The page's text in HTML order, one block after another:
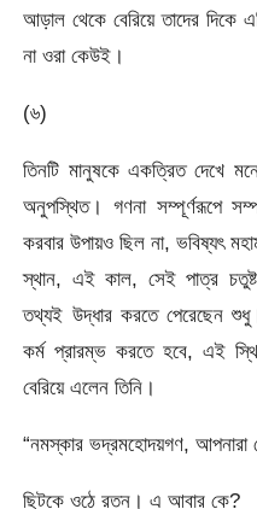
আড়াল থেকে বেরিয়ে তাদের দিকে
না ওরা কেউই।
(৬)
তিনটি মানুষকে একত্রিত দেখে
অনুপস্থিত। গণনা সম্পূর্ণরূপে
করবার উপায়ও ছিল না, ভবিষ্যৎ
স্থান, এই কাল, সেই পাত্র
তথ্যই উদ্ধার করতে পেরেছেন
কর্ম প্রারম্ভ করতে হবে, এই
বেরিয়ে এলেন তিনি।
“নমস্কার ভদ্রমহোদয়গণ, আপনারা
ছিটকে ওঠে রতন। এ আবার কে?